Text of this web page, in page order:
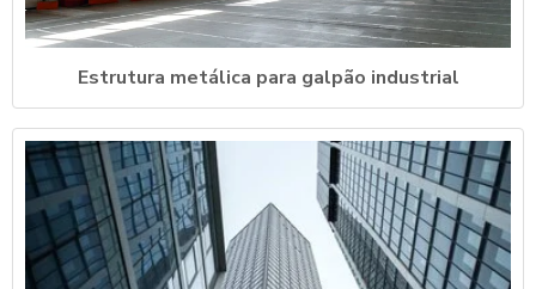
Estrutura metálica para galpão industrial